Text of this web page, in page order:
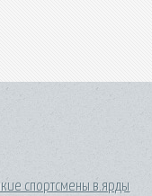
спортсмены в.ярды